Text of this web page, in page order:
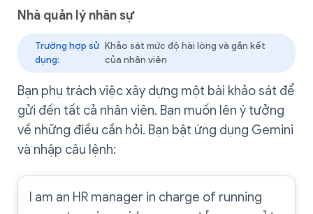
Nhà quản lý nhân sự
Trường hợp sử
dụng:
Khảo sát mức độ hài lòng và gắn kết
của nhân viên
Bạn phụ trách việc xây dựng một bài khảo sát để
gửi đến tất cả nhân viên. Bạn muốn lên ý tưởng
về những điều cần hỏi. Bạn bật ứng dụng Gemini
và nhập câu lệnh:
I am an HR manager in charge of running